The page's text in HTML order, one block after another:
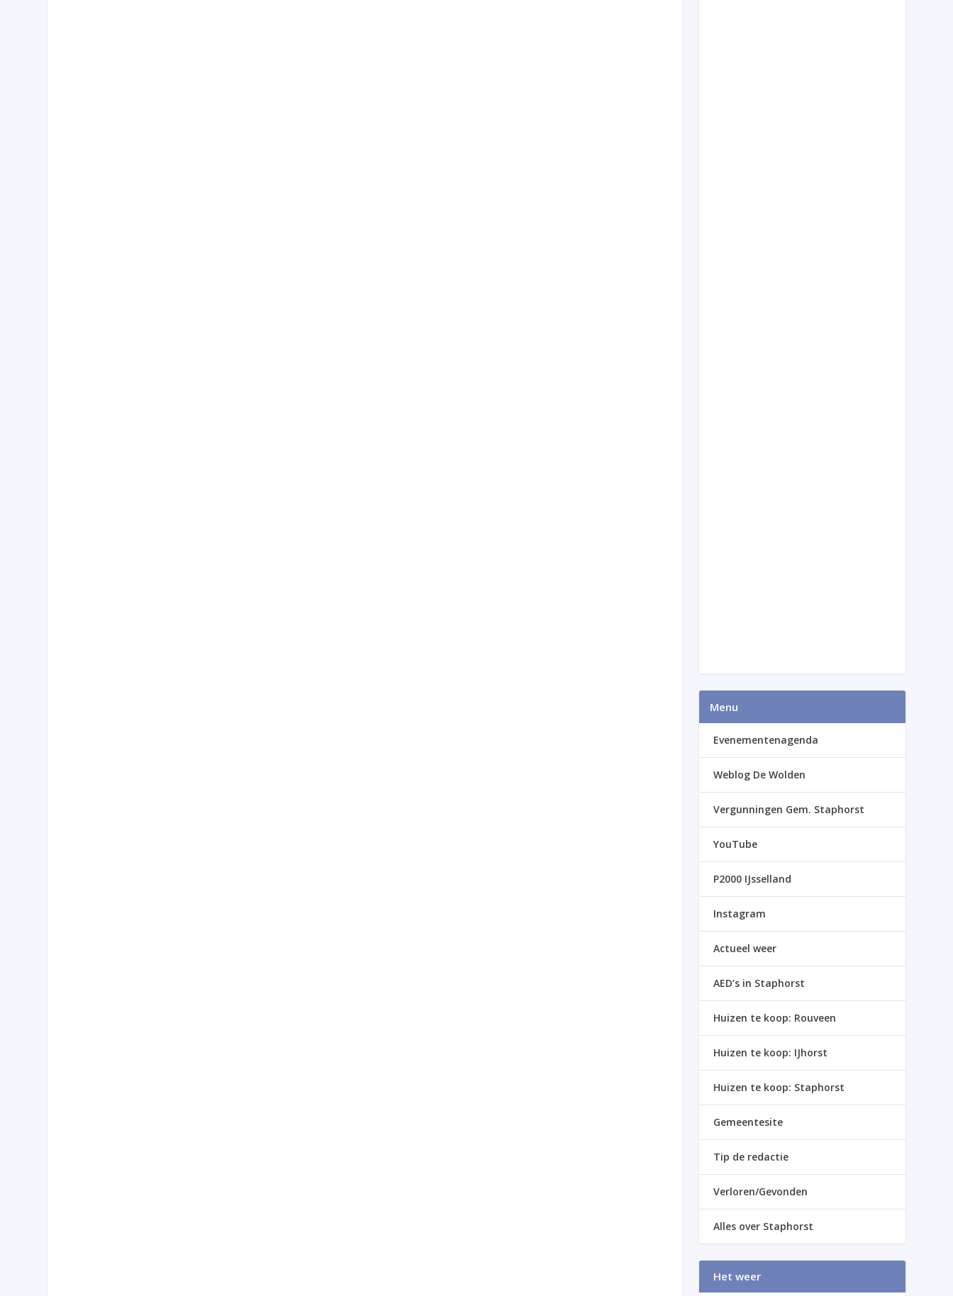
Menu
Evenementenagenda
Weblog De Wolden
Vergunningen Gem. Staphorst
YouTube
P2000 IJsselland
Instagram
Actueel weer
AED’s in Staphorst
Huizen te koop: Rouveen
Huizen te koop: IJhorst
Huizen te koop: Staphorst
Gemeentesite
Tip de redactie
Verloren/Gevonden
Alles over Staphorst
Het weer